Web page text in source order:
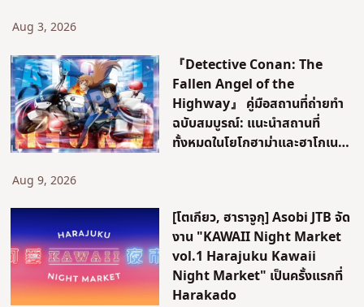
Aug 3, 2026
『Detective Conan: The
Fallen Angel of the
Highway』 คู่มือสถานที่ถ่ายทำ
ฉบับสมบูรณ์: แนะนำสถานที่
ทั้งหมดในโยโกฮาม่าและฮาโกเนะ
Aug 9, 2026
[โตเกียว, ฮาราจูกุ] Asobi JTB จัด
งาน "KAWAII Night Market
vol.1 Harajuku Kawaii
Night Market" เป็นครั้งแรกที่
Harakado